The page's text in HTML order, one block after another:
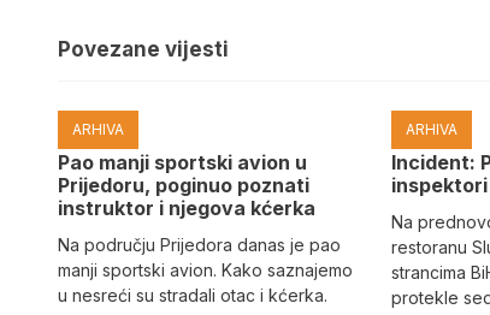
Povezane vijesti
ARHIVA
Pao manji sportski avion u
Prijedoru, poginuo poznati
instruktor i njegova kćerka
Na području Prijedora danas je pao
manji sportski avion. Kako saznajemo
u nesreći su stradali otac i kćerka.
ARHIVA
Incident:
Na
restoranu
strancima
protekle